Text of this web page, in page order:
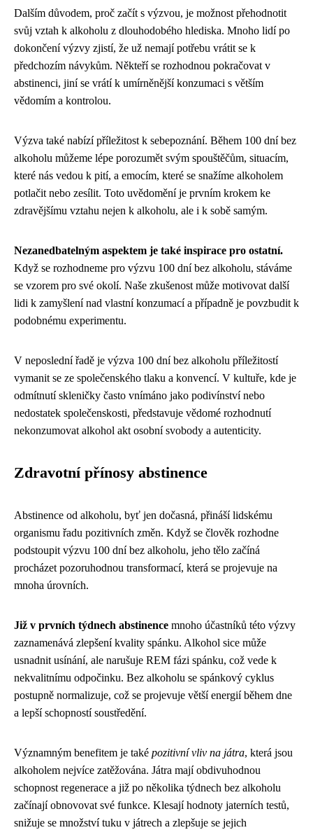
Dalším důvodem, proč začít s výzvou, je možnost přehodnotit
svůj vztah k alkoholu z dlouhodobého hlediska. Mnoho lidí po
dokončení výzvy zjistí, že už nemají potřebu vrátit se k
předchozím návykům. Někteří se rozhodnou pokračovat v
abstinenci, jiní se vrátí k umírněnější konzumaci s větším
vědomím a kontrolou.
Výzva také nabízí příležitost k sebepoznání. Během 100 dní bez
alkoholu můžeme lépe porozumět svým spouštěčům, situacím,
které nás vedou k pití, a emocím, které se snažíme alkoholem
potlačit nebo zesílit. Toto uvědomění je prvním krokem ke
zdravějšímu vztahu nejen k alkoholu, ale i k sobě samým.
Nezanedbatelným aspektem je také inspirace pro ostatní.
Když se rozhodneme pro výzvu 100 dní bez alkoholu, stáváme
se vzorem pro své okolí. Naše zkušenost může motivovat další
lidi k zamyšlení nad vlastní konzumací a případně je povzbudit k
podobnému experimentu.
V neposlední řadě je výzva 100 dní bez alkoholu příležitostí
vymanit se ze společenského tlaku a konvencí. V kultuře, kde je
odmítnutí skleničky často vnímáno jako podivínství nebo
nedostatek společenskosti, představuje vědomé rozhodnutí
nekonzumovat alkohol akt osobní svobody a autenticity.
Zdravotní přínosy abstinence
Abstinence od alkoholu, byť jen dočasná, přináší lidskému
organismu řadu pozitivních změn. Když se člověk rozhodne
podstoupit výzvu 100 dní bez alkoholu, jeho tělo začíná
procházet pozoruhodnou transformací, která se projevuje na
mnoha úrovních.
Již v prvních týdnech abstinence mnoho účastníků této výzvy
zaznamenává zlepšení kvality spánku. Alkohol sice může
usnadnit usínání, ale narušuje REM fázi spánku, což vede k
nekvalitnímu odpočinku. Bez alkoholu se spánkový cyklus
postupně normalizuje, což se projevuje větší energií během dne
a lepší schopností soustředění.
Významným benefitem je také pozitivní vliv na játra, která jsou
alkoholem nejvíce zatěžována. Játra mají obdivuhodnou
schopnost regenerace a již po několika týdnech bez alkoholu
začínají obnovovat své funkce. Klesají hodnoty jaterních testů,
snižuje se množství tuku v játrech a zlepšuje se jejich